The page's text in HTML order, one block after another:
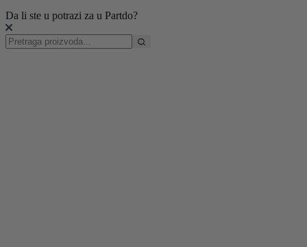
Da li ste u potrazi za u Partdo?